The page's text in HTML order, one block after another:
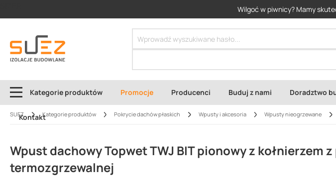
Wilgoć w piwnicy? Mamy
Kategorie produktów Promocje Producenci Buduj z nami Doradztwo
Kontakt
SUEZ Kategorie produktów Pokrycie dachów płaskich Wpusty i akcesoria Wpusty nieogrzewane
Wpust dachowy Topwet TWJ BIT pionowy z kołnierzem
termozgrzewalnej